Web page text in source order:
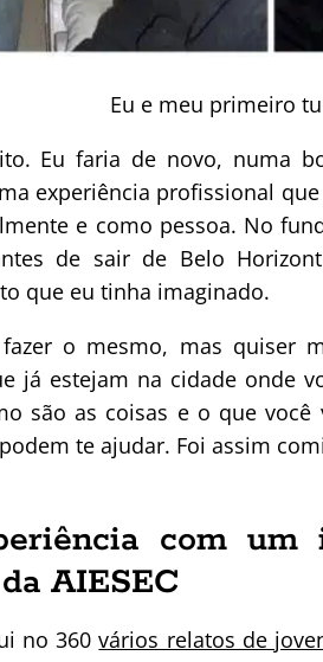
Eu e meu primeiro
Eu faria de novo, numa
experiência profissional
e como pessoa. No
de sair de Belo
que eu tinha imaginado.
o mesmo, mas quiser
já estejam na cidade onde
são as coisas e o que
te ajudar. Foi assim
com um
AIESEC
no 360vários relatos de